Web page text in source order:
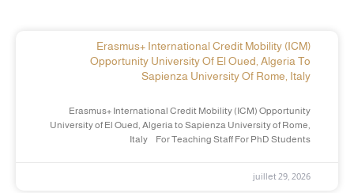
Erasmus+ International Credit Mobility (ICM)
Opportunity University Of El Oued, Algeria To
Sapienza University Of Rome, Italy
Erasmus+ International Credit Mobility (ICM) Opportunity
University of El Oued, Algeria to Sapienza University of Rome,
Italy For Teaching Staff For PhD Students
juillet 29, 2026